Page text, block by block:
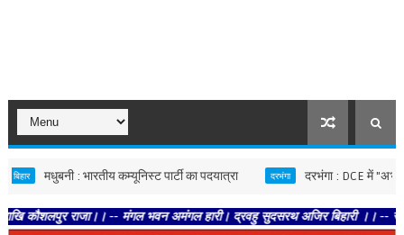
मधुबनी : भारतीय कम्यूनिस्ट पार्टी का पदयात्रा दरभंगा दरभंगा : DCE में "अभ्युदय
राजा।। -- मंगल भवन अमंगल हारी। द्रवहु सुदसरथ अजिर बिहारी ।। -- सब नर